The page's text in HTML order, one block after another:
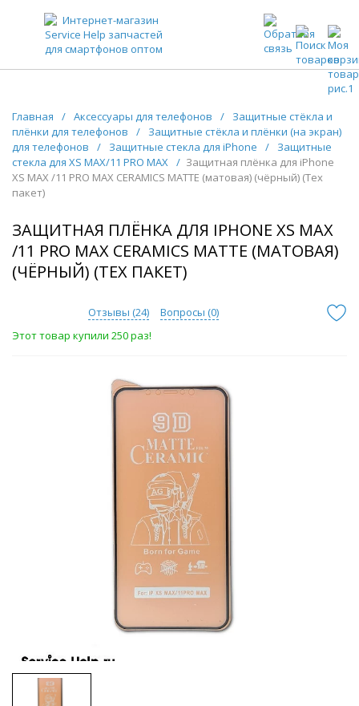
ЗАПЧАСТИ ДЛЯ ТЕЛЕФОНОВ ОПТОМ
Главная / Аксессуары для телефонов /
Защитные стёкла и
плёнки для телефонов
/
Защитные стёкла и плёнки (на экран)
для телефонов
/ Защитные стекла для iPhone /
Защитные
стекла для XS MAX/11 PRO MAX / Защитная плёнка для iPhone
XS MAX /11 PRO MAX CERAMICS MATTE (матовая) (чёрный) (Тех
пакет)
ЗАЩИТНАЯ ПЛЁНКА ДЛЯ IPHONE XS MAX
/11 PRO MAX CERAMICS MATTE (МАТОВАЯ)
(ЧЁРНЫЙ) (ТЕХ ПАКЕТ)
Отзывы (24) Вопросы (0)
Этот товар купили 250 раз!